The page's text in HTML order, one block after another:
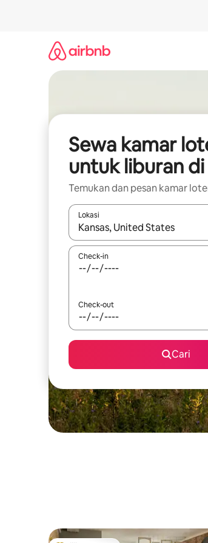
Sewa kamar
untuk liburan di
Temukan dan pesan kamar
Lokasi
Jika hasil yang dicari tersedia,
Check-in
Check-out
Cari